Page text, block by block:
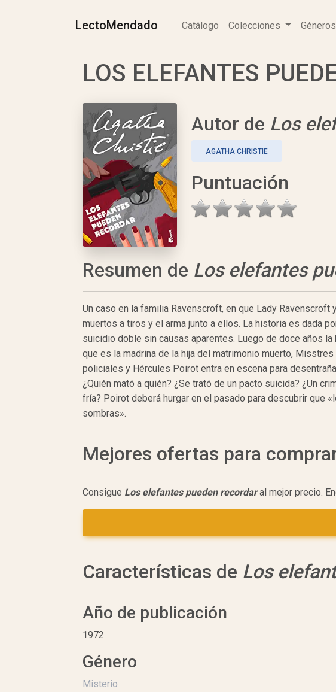
LectoMendado Catálogo Colecciones Géneros
LOS ELEFANTES
Autor de Los
AGATHA CHRISTIE
Puntuación
Resumen de Los elefantes
Un caso en la familia Ravenscroft, en que Lady Ravenscroft
muertos a tiros y el arma junto a ellos. La historia es dada
suicidio doble sin causas aparentes. Luego de doce años
que es la madrina de la hija del matrimonio muerto,
policiales y Hércules Poirot entra en escena para
¿Quién mató a quién? ¿Se trató de un pacto suicida? ¿Un
fría? Poirot deberá hurgar en el pasado para descubrir que
sombras».
Mejores ofertas para
Consigue Los elefantes pueden recordaral mejor precio.
Características de Los
Año de publicación
1972
Género
Misterio